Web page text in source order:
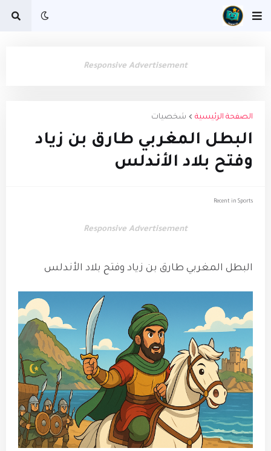
Responsive Advertisement
الصفحة الرئيسية شخصيات
البطل المغربي طارق بن زياد
وفتح بلاد الأندلس
Recent in Sports
Responsive Advertisement
البطل المغربي طارق بن زياد وفتح بلاد الأندلس